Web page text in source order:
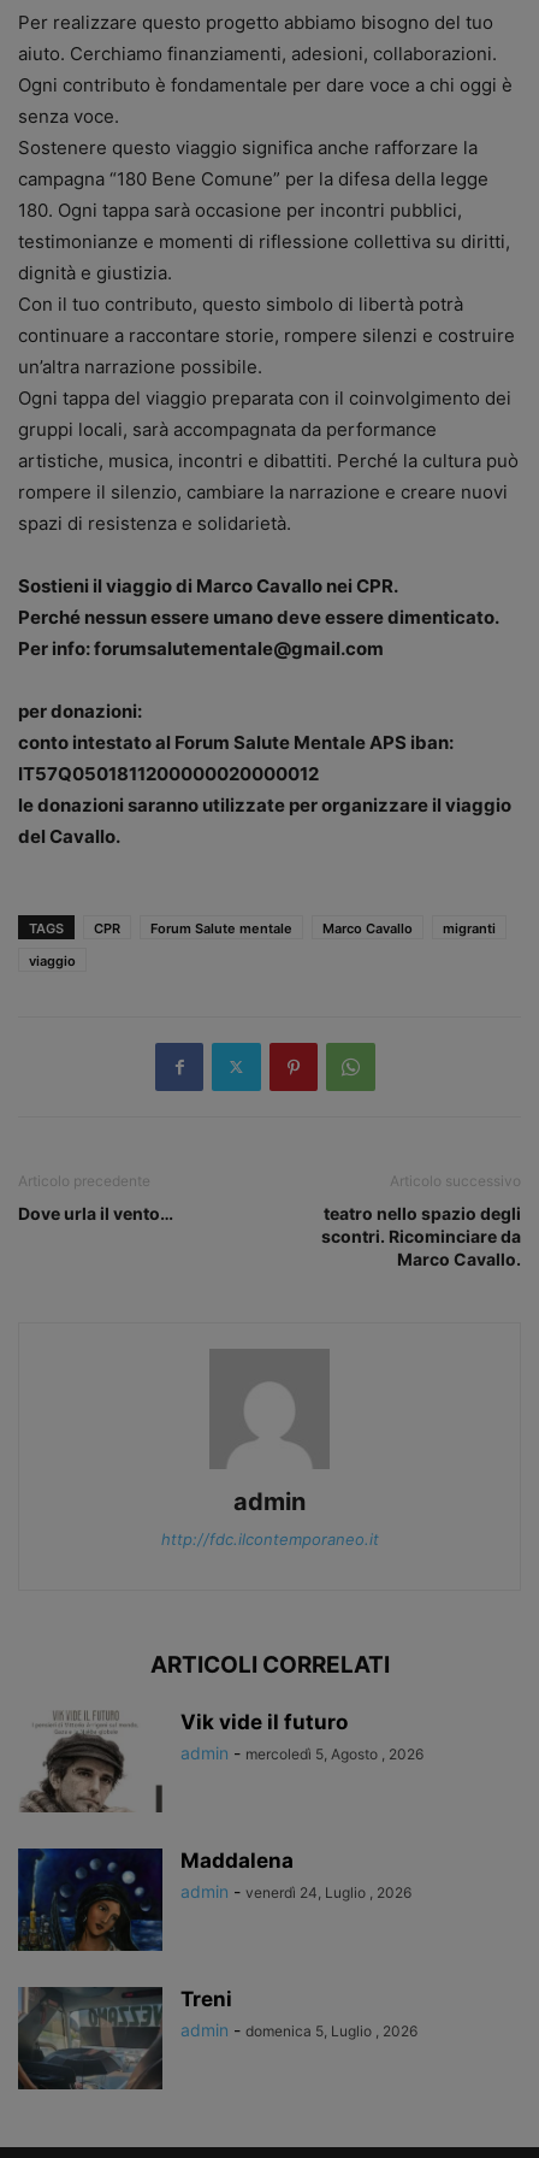
Per realizzare questo progetto abbiamo bisogno del tuo
aiuto. Cerchiamo finanziamenti, adesioni, collaborazioni.
Ogni contributo è fondamentale per dare voce a chi oggi è
senza voce.
Sostenere questo viaggio significa anche rafforzare la
campagna “180 Bene Comune” per la difesa della legge
180. Ogni tappa sarà occasione per incontri pubblici,
testimonianze e momenti di riflessione collettiva su diritti,
dignità e giustizia.
Con il tuo contributo, questo simbolo di libertà potrà
continuare a raccontare storie, rompere silenzi e costruire
un’altra narrazione possibile.
Ogni tappa del viaggio preparata con il coinvolgimento dei
gruppi locali, sarà accompagnata da performance
artistiche, musica, incontri e dibattiti. Perché la cultura può
rompere il silenzio, cambiare la narrazione e creare nuovi
spazi di resistenza e solidarietà.
Sostieni il viaggio di Marco Cavallo nei CPR.
Perché nessun essere umano deve essere dimenticato.
Per info: forumsalutementale@gmail.com
per donazioni:
conto intestato al Forum Salute Mentale APS iban:
IT57Q0501811200000020000012
le donazioni saranno utilizzate per organizzare il viaggio
del Cavallo.
TAGS CPR Forum Salute mentale Marco Cavallo
migranti
viaggio
Articolo precedente
Dove urla il vento…
Articolo successivo
teatro nello spazio degli
scontri. Ricominciare da
Marco Cavallo.
admin
http://fdc.ilcontemporaneo.it
ARTICOLI CORRELATI
Vik vide il futuro
admin - mercoledì 5, Agosto , 2026
Maddalena
admin - venerdì 24, Luglio , 2026
Treni
admin - domenica 5, Luglio , 2026